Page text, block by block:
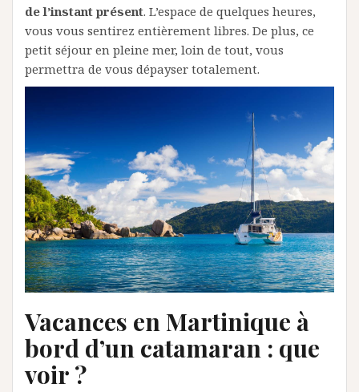
de l’instant présent. L’espace de quelques heures,
vous vous sentirez entièrement libres. De plus, ce
petit séjour en pleine mer, loin de tout, vous
permettra de vous dépayser totalement.
Vacances en Martinique à
bord d’un catamaran : que
voir ?